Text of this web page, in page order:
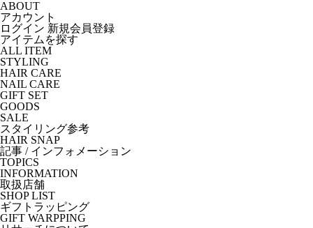
ABOUT
アカウント
ログイン 新規会員登録
アイテムを探す
ALL ITEM
STYLING
HAIR CARE
NAIL CARE
GIFT SET
GOODS
SALE
スタイリング参考
HAIR SNAP
記事 / インフォメーション
TOPICS
INFORMATION
取扱店舗
SHOP LIST
ギフトラッピング
GIFT WARPPING